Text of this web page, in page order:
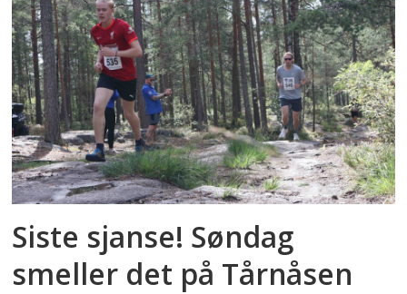
Siste sjanse! Søndag
smeller det på Tårnåsen